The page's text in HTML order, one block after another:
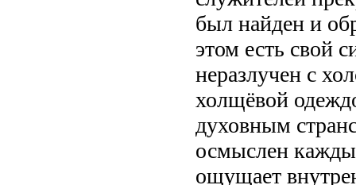
был найден и
этом есть свой
неразлучен с
холщёвой
духовным
осмыслен
ощущает